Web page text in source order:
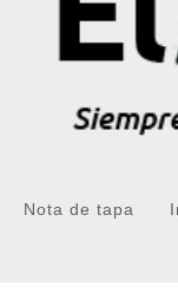
Nota de tapa